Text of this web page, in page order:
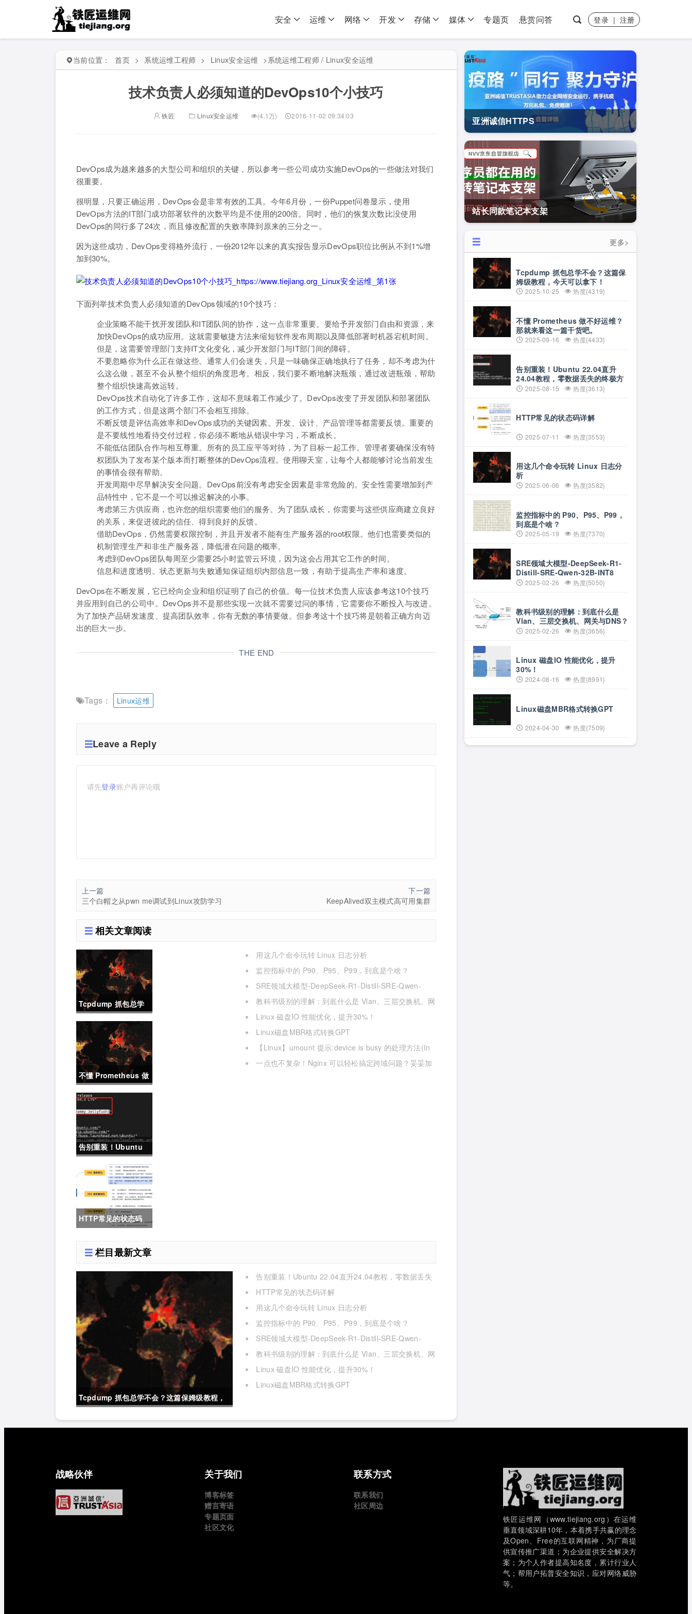
安全 运维 网络 开发 存储 媒体 专题页 悬赏问答 登录 | 注册
当前位置： 首页 > 系统运维工程师 > Linux安全运维 >系统运维工程师 / Linux安全运维
技术负责人必须知道的DevOps10个小技巧
铁匠 Linux安全运维 (4.1万) 2016-11-02 09:34:03
DevOps成为越来越多的大型公司和组织的关键，所以参考一些公司成功实施DevOps的一些做法对我们
很重要。
很明显，只要正确运用，DevOps会是非常有效的工具。今年6月份，一份Puppet问卷显示，使用
DevOps方法的IT部门成功部署软件的次数平均是不使用的200倍。同时，他们的恢复次数比没使用
DevOps的同行多了24次，而且修改配置的失败率降到原来的三分之一。
因为这些成功，DevOps变得格外流行，一份2012年以来的真实报告显示DevOps职位比例从不到1%增
加到30%。
下面列举技术负责人必须知道的DevOps领域的10个技巧：
企业策略不能干扰开发团队和IT团队间的协作，这一点非常重要。要给予开发部门自由和资源，来
加快DevOps的成功应用。这就需要敏捷方法来缩短软件发布周期以及降低部署时机器宕机时间。
但是，这需要管理部门支持IT文化变化，减少开发部门与IT部门间的障碍。
不要忽略你为什么正在做这些。通常人们会迷失，只是一味确保正确地执行了任务，却不考虑为什
么这么做，甚至不会从整个组织的角度思考。相反，我们要不断地解决瓶颈，通过改进瓶颈，帮助
整个组织快速高效运转。
DevOps技术自动化了许多工作，这却不意味着工作减少了。DevOps改变了开发团队和部署团队
的工作方式，但是这两个部门不会相互排除。
不断反馈是评估高效率和DevOps成功的关键因素。开发、设计、产品管理等都需要反馈。重要的
是不要线性地看待交付过程，你必须不断地从错误中学习，不断成长。
不能低估团队合作与相互尊重。所有的员工应平等对待，为了目标一起工作。管理者要确保没有特
权团队为了发布某个版本而打断整体的DevOps流程。使用聊天室，让每个人都能够讨论当前发生
的事情会很有帮助。
开发周期中尽早解决安全问题。DevOps前没有考虑安全因素是非常危险的。安全性需要增加到产
品特性中，它不是一个可以推迟解决的小事。
考虑第三方供应商，也许您的组织需要他们的服务。为了团队成长，你需要与这些供应商建立良好
的关系，来促进彼此的信任、得到良好的反馈。
借助DevOps，仍然需要权限控制，并且开发者不能有生产服务器的root权限。他们也需要类似的
机制管理生产和非生产服务器，降低潜在问题的概率。
考虑到DevOps团队每周至少需要25小时监管云环境，因为这会占用其它工作的时间。
信息和进度透明。状态更新与失败通知保证组织内部信息一致，有助于提高生产率和速度。
DevOps在不断发展，它已经向企业和组织证明了自己的价值。每一位技术负责人应该参考这10个技巧
并应用到自己的公司中。DevOps并不是那些实现一次就不需要过问的事情，它需要你不断投入与改进。
为了加快产品研发速度、提高团队效率，你有无数的事情要做。但参考这十个技巧将是朝着正确方向迈
出的巨大一步。
THE END
Tags： Linux运维
Leave a Reply
请先登录账户再评论哦
上一篇
三个白帽之从pwn me调试到Linux攻防学习
下一篇
KeepAlived双主模式高可用集群
相关文章阅读
Tcpdump 抓包总学
不会？这篇保姆级教
程，今天可以拿下！
不懂 Prometheus 做
不好运维？那就来看
这一篇干货吧。
告别重装！Ubuntu
22.04直升24.04教
程，零数据丢失的终
HTTP常见的状态码
用这几个命令玩转 Linux 日志分析
监控指标中的 P90、P95、P99，到底是个啥？
SRE领域大模型-DeepSeek-R1-Distill-SRE-Qwen-
32B-INT8
教科书级别的理解：到底什么是 Vlan、三层交换机、网
关与DNS？
Linux 磁盘IO 性能优化，提升30%！
Linux磁盘MBR格式转换GPT
【Linux】umount 提示:device is busy 的处理方法(In
some cases useful info about processes that use )
一点也不复杂！Nginx 可以轻松搞定跨域问题？妥妥加
栏目最新文章
Tcpdump 抓包总学不会？这篇保姆级教程，
告别重装！Ubuntu 22.04直升24.04教程，零数据丢失
的终极方案
HTTP常见的状态码详解
用这几个命令玩转 Linux 日志分析
监控指标中的 P90、P95、P99，到底是个啥？
SRE领域大模型-DeepSeek-R1-Distill-SRE-Qwen-
32B-INT8
教科书级别的理解：到底什么是 Vlan、三层交换机、网
关与DNS？
Linux 磁盘IO 性能优化，提升30%！
Linux磁盘MBR格式转换GPT
亚洲诚信HTTPS
站长同款笔记本支架
更多>
Tcpdump 抓包总学不会？这篇保
姆级教程，今天可以拿下！
2025-10-25 热度{4319}
不懂 Prometheus 做不好运维？
那就来看这一篇干货吧。
2025-09-16 热度{4433}
告别重装！Ubuntu 22.04直升
24.04教程，零数据丢失的终极方
案 2025-08-15 热度{3613}
HTTP常见的状态码详解
2025-07-11 热度{3553}
用这几个命令玩转 Linux 日志分
析
2025-06-06 热度{3582}
监控指标中的 P90、P95、P99，
到底是个啥？
2025-05-19 热度{7370}
SRE领域大模型-DeepSeek-R1-
Distill-SRE-Qwen-32B-INT8
2025-02-26 热度{5050}
教科书级别的理解：到底什么是
Vlan、三层交换机、网关与DNS？
2025-02-26 热度{3656}
Linux 磁盘IO 性能优化，提升
30%！
2024-08-16 热度{8991}
Linux磁盘MBR格式转换GPT
2024-04-30 热度{7509}
战略伙伴 关于我们
博客标签
赠言寄语
专题页面
社区文化
联系方式
联系我们
社区周边
铁匠运维网（www.tiejiang.org）在运维
垂直领域深耕10年，本着携手共赢的理念
及Open、Free的互联网精神，为厂商提
供宣传推广渠道；为企业提供安全解决方
案；为个人作者提高知名度，累计行业人
气；帮用户拓普安全知识，应对网络威胁
等。